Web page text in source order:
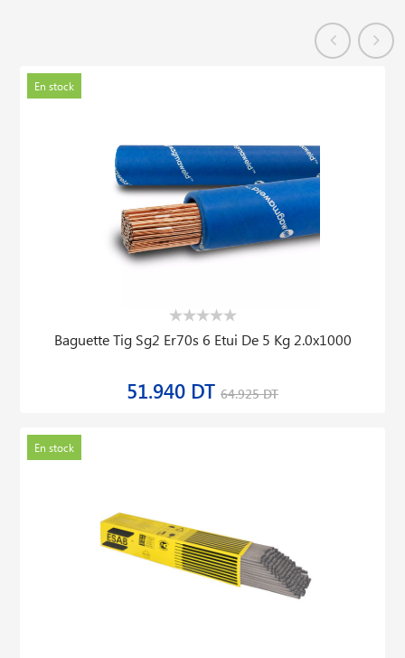
En stock
Baguette Tig Sg2 Er70s 6 Etui De 5 Kg 2.0x1000
51.940 DT 64.925 DT
En stock